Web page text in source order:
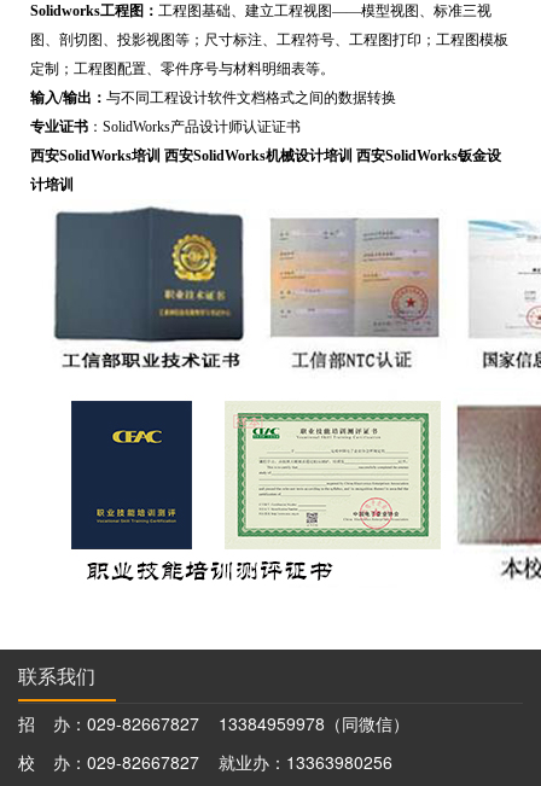
Solidworks工程图： 工程图基础、建立工程视图——模型视图、标准三视
图、剖切图、投影视图等；尺寸标注、工程符号、工程图打印；工程图模板
定制；工程图配置、零件序号与材料明细表等。
输入/输出： 与不同工程设计软件文档格式之间的数据转换
专业证书 ：SolidWorks产品设计师认证证书
西安SolidWorks培训 西安SolidWorks机械设计培训 西安SolidWorks钣金设
计培训
联系我们
招 办：029-82667827 13384959978（同微信）
校 办：029-82667827 就业办：13363980256